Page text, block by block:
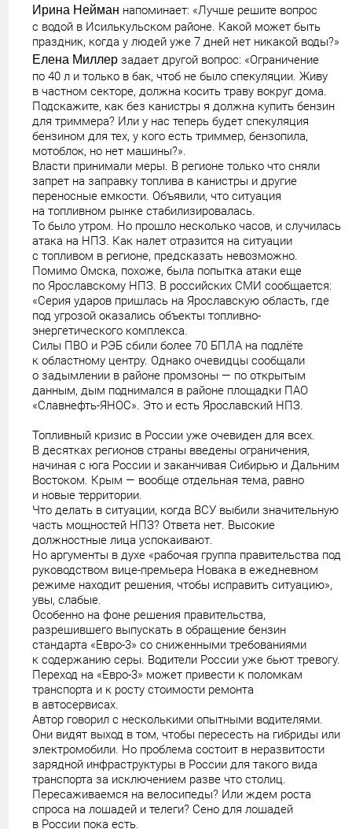
Ирина Нейман напоминает: «Лучше решите вопрос
с водой в Исилькульском районе. Какой может быть
праздник, когда у людей уже 7 дней нет никакой воды?»
Елена Миллер задает другой вопрос: «Ограничение
по 40 л и только в бак, чтоб не было спекуляции. Живу
в частном секторе, должна косить траву вокруг дома.
Подскажите, как без канистры я должна купить бензин
для триммера? Или у нас теперь будет спекуляция
бензином для тех, у кого есть триммер, бензопила,
мотоблок, но нет машины?».
Власти принимали меры. В регионе только что сняли
запрет на заправку топлива в канистры и другие
переносные емкости. Объявили, что ситуация
на топливном рынке стабилизировалась.
То было утром. Но прошло несколько часов, и случилась
атака на НПЗ. Как налет отразится на ситуации
с топливом в регионе, предсказать невозможно.
Помимо Омска, похоже, была попытка атаки еще
по Ярославскому НПЗ. В российских СМИ сообщается:
«Серия ударов пришлась на Ярославскую область, где
под угрозой оказались объекты топливно-
энергетического комплекса.
Силы ПВО и РЭБ сбили более 70 БПЛА на подлёте
к областному центру. Однако очевидцы сообщали
о задымлении в районе промзоны — по открытым
данным, дым поднимался в районе площадки ПАО
«Славнефть-ЯНОС». Это и есть Ярославский НПЗ.
Топливный кризис в России уже очевиден для всех.
В десятках регионов страны введены ограничения,
начиная с юга России и заканчивая Сибирью и Дальним
Востоком. Крым — вообще отдельная тема, равно
и новые территории.
Что делать в ситуации, когда ВСУ выбили значительную
часть мощностей НПЗ? Ответа нет. Высокие
должностные лица успокаивают.
Но аргументы в духе «рабочая группа правительства под
руководством вице-премьера Новака в ежедневном
режиме находит решения, чтобы исправить ситуацию»,
увы, слабые.
Особенно на фоне решения правительства,
разрешившего выпускать в обращение бензин
стандарта «Евро-3» со сниженными требованиями
к содержанию серы. Водители России уже бьют тревогу.
Переход на «Евро-3» может привести к поломкам
транспорта и к росту стоимости ремонта
в автосервисах.
Автор говорил с несколькими опытными водителями.
Они видят выход в том, чтобы пересесть на гибриды или
электромобили. Но проблема состоит в неразвитости
зарядной инфраструктуры в России для такого вида
транспорта за исключением разве что столиц.
Пересаживаемся на велосипеды? Или ждем роста
спроса на лошадей и телеги? Сено для лошадей
в России пока есть.